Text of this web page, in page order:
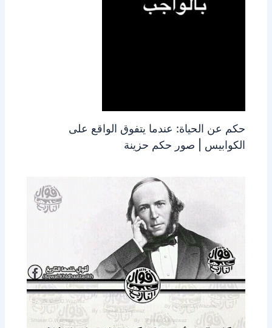
حكم عن الحياة: عندما يتفوق الواقع على
الكوابيس | صور حكم حزينة